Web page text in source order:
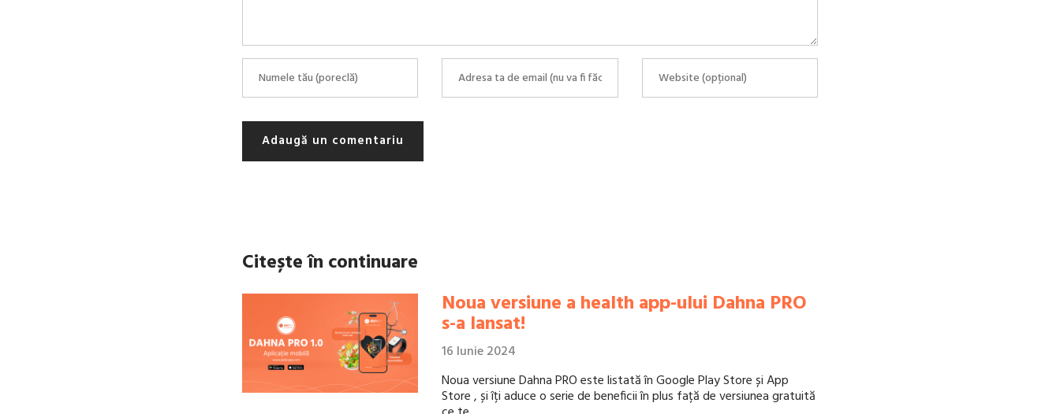
Adaugă un comentariu
Citește în continuare
Noua versiune a health app-ului Dahna PRO
s-a lansat!
16 Iunie 2024
Noua versiune Dahna PRO este listată în Google Play Store și App
Store , și îți aduce o serie de beneficii în plus față de versiunea gratuită